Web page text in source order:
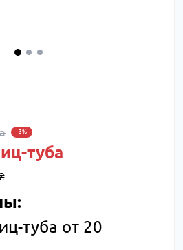
-3%
туба
туба от 20